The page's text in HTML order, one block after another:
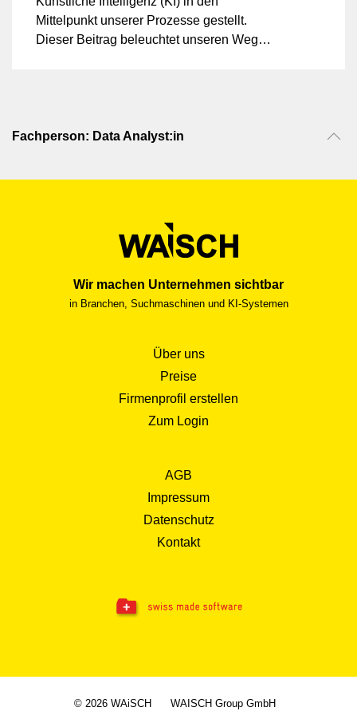
Mittelpunkt unserer Prozesse gestellt.
Dieser Beitrag beleuchtet unseren Weg
Fachperson: Data Analyst:in
Wir machen Unternehmen sichtbar
in Branchen, Suchmaschinen und KI-Systemen
Über uns
Preise
Firmenprofil erstellen
Zum Login
AGB
Impressum
Datenschutz
Kontakt
© 2026 WAiSCH WAISCH Group GmbH